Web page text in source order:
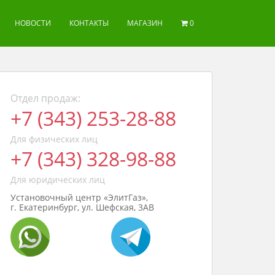
НОВОСТИ КОНТАКТЫ МАГАЗИН 0
Отдел продаж:
+7 (343) 253-28-88
Для физических лиц
+7 (343) 328-98-88
Для юридических лиц
Установочный центр «ЭлитГаз»,
г. Екатеринбург, ул. Шефская, 3АВ